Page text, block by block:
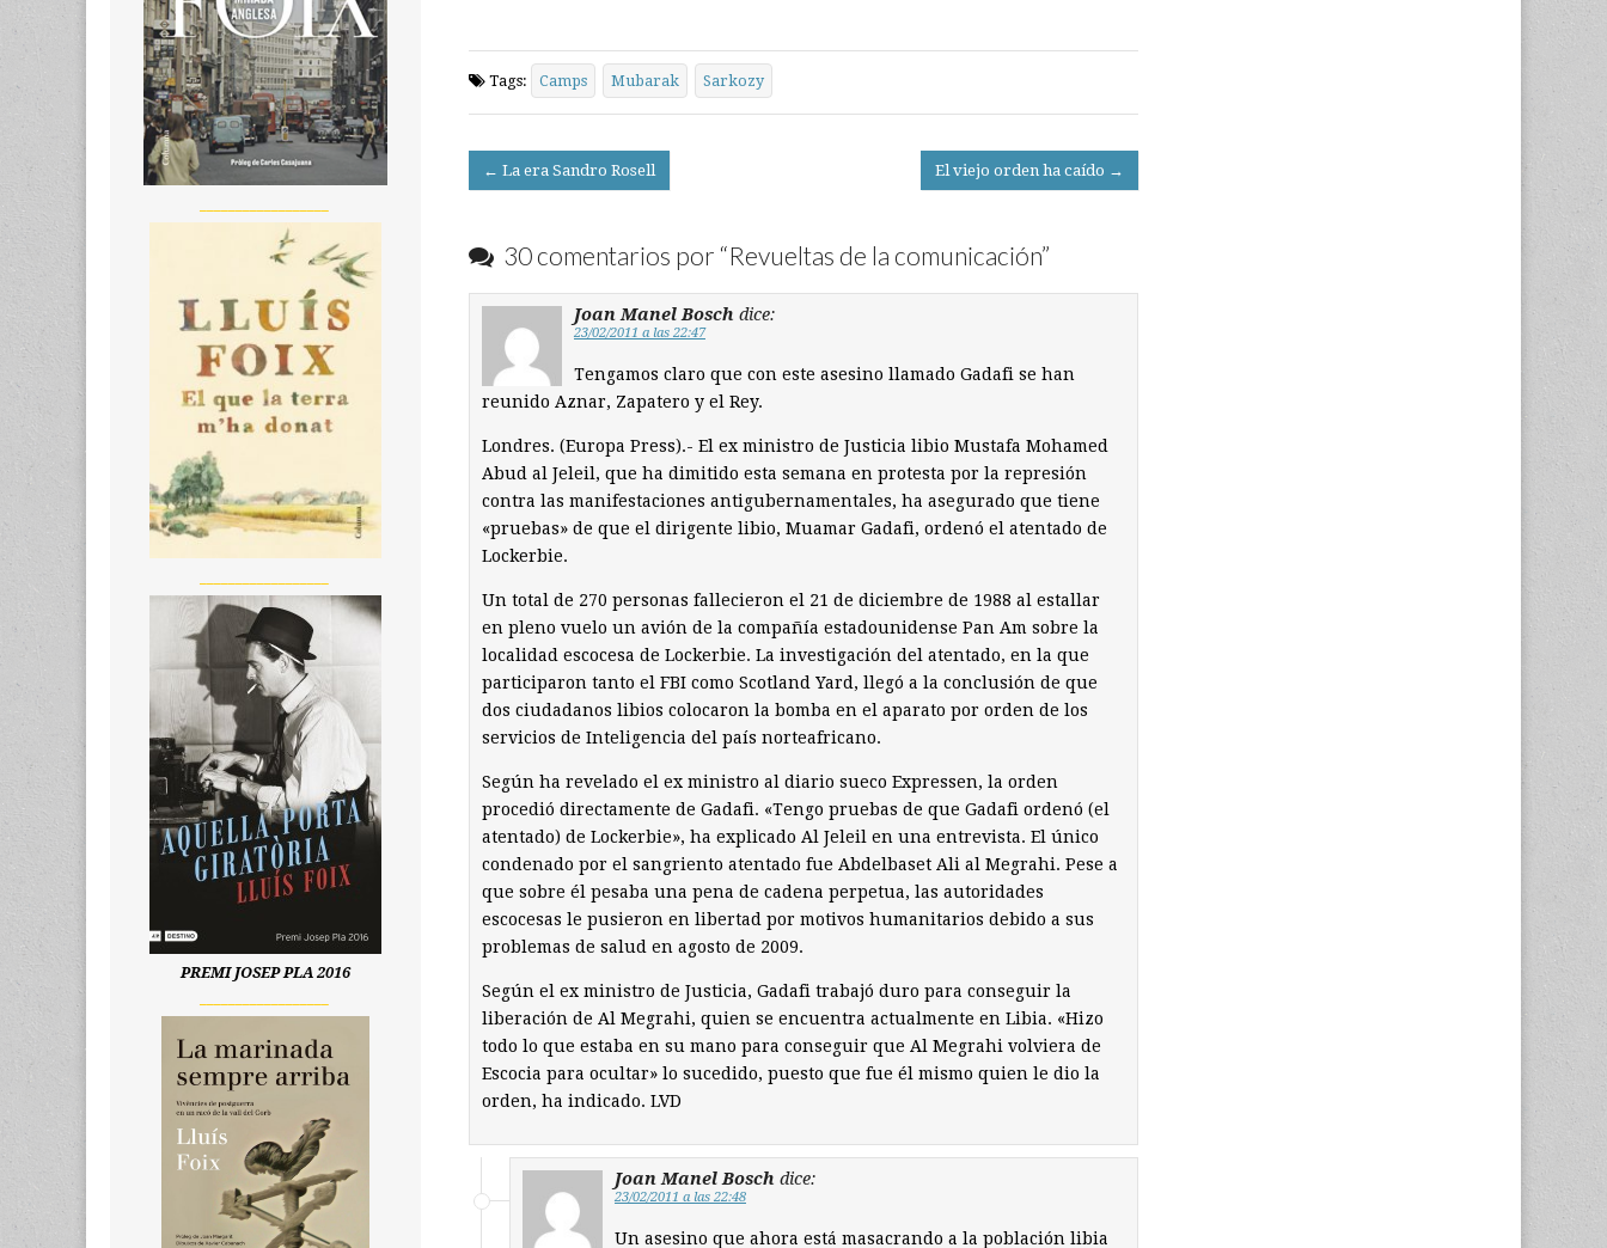
Tags: Camps Mubarak Sarkozy
Post
navigation
← La era Sandro Rosell El viejo orden ha caído →
30 comentarios por “Revueltas de la comunicación”
Joan Manel Bosch dice:
23/02/2011 a las 22:47
Tengamos claro que con este asesino llamado Gadafi se han
reunido Aznar, Zapatero y el Rey.
Londres. (Europa Press).- El ex ministro de Justicia libio Mustafa Mohamed
Abud al Jeleil, que ha dimitido esta semana en protesta por la represión
contra las manifestaciones antigubernamentales, ha asegurado que tiene
«pruebas» de que el dirigente libio, Muamar Gadafi, ordenó el atentado de
Lockerbie.
Un total de 270 personas fallecieron el 21 de diciembre de 1988 al estallar
en pleno vuelo un avión de la compañía estadounidense Pan Am sobre la
localidad escocesa de Lockerbie. La investigación del atentado, en la que
participaron tanto el FBI como Scotland Yard, llegó a la conclusión de que
dos ciudadanos libios colocaron la bomba en el aparato por orden de los
servicios de Inteligencia del país norteafricano.
Según ha revelado el ex ministro al diario sueco Expressen, la orden
procedió directamente de Gadafi. «Tengo pruebas de que Gadafi ordenó (el
atentado) de Lockerbie», ha explicado Al Jeleil en una entrevista. El único
condenado por el sangriento atentado fue Abdelbaset Ali al Megrahi. Pese a
que sobre él pesaba una pena de cadena perpetua, las autoridades
escocesas le pusieron en libertad por motivos humanitarios debido a sus
problemas de salud en agosto de 2009.
Según el ex ministro de Justicia, Gadafi trabajó duro para conseguir la
liberación de Al Megrahi, quien se encuentra actualmente en Libia. «Hizo
todo lo que estaba en su mano para conseguir que Al Megrahi volviera de
Escocia para ocultar» lo sucedido, puesto que fue él mismo quien le dio la
orden, ha indicado. LVD
Joan Manel Bosch dice:
23/02/2011 a las 22:48
Un asesino que ahora está masacrando a la población libia
PREMI JOSEP PLA 2016